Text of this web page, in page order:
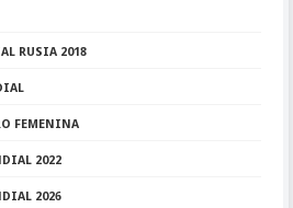
RUSIA 2018
FEMENINA
2022
2026